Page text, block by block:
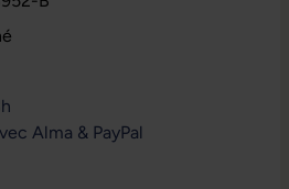
Alma & PayPal